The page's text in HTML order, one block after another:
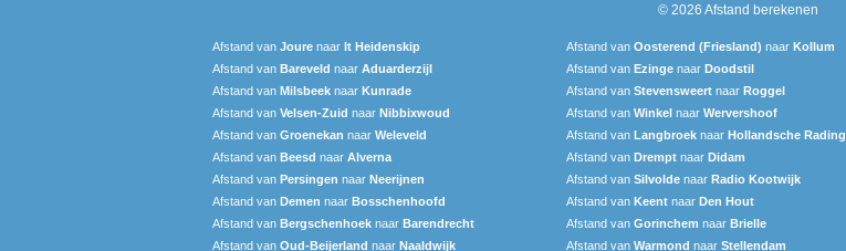
© 2026 Afstand berekenen
Afstand van Joure naar It Heidenskip Afstand van Oosterend (Friesland) naar Kollum
Afstand van Bareveld naar Aduarderzijl Afstand van Ezinge naar Doodstil
Afstand van Milsbeek naar Kunrade Afstand van Stevensweert naar Roggel
Afstand van Velsen-Zuid naar Nibbixwoud Afstand van Winkel naar Wervershoof
Afstand van Groenekan naar Weleveld Afstand van Langbroek naar Hollandsche Rading
Afstand van Beesd naar Alverna Afstand van Drempt naar Didam
Afstand van Persingen naar Neerijnen Afstand van Silvolde naar Radio Kootwijk
Afstand van Demen naar Bosschenhoofd Afstand van Keent naar Den Hout
Afstand van Bergschenhoek naar Barendrecht‎ Afstand van Gorinchem naar Brielle
Afstand van Oud-Beijerland naar Naaldwijk Afstand van Warmond naar Stellendam